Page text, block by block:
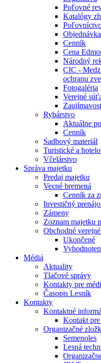
Poľovné
Katalógy
Cenník
Cena
Národný
CIC -
ochranu
Fotogaléria
Verejné
Rybárstvo
Aktuálne
Cenník
Sadbový materiál
Turistické a
Včelárstvo
Správa majetku
Predaj majetku
Vecné bremená
Cenník za
Investičný
Zámeny
Zoznam majetku
Obchodné
Ukončené
Médiá
Aktuality
Tlačové správy
Kontakty pre
Časopis Lesník
Kontakty
Kontaktné
Kontakt
Organizačné
Semenoles
Lesná